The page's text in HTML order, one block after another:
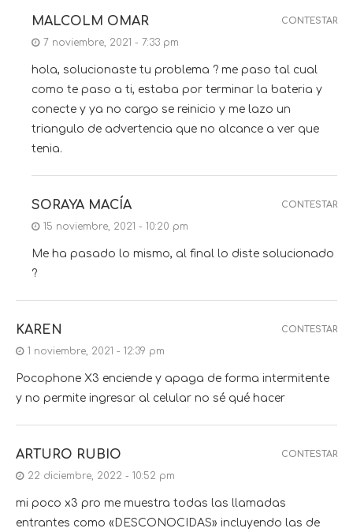
MALCOLM OMAR
7 noviembre, 2021 - 7:33 pm
hola, solucionaste tu problema ? me paso tal cual
como te paso a ti, estaba por terminar la bateria y
conecte y ya no cargo se reinicio y me lazo un
triangulo de advertencia que no alcance a ver que
tenia.
CONTESTAR
SORAYA MACÍA
15 noviembre, 2021 - 10:20 pm
Me ha pasado lo mismo, al final lo diste solucionado
?
CONTESTAR
KAREN
1 noviembre, 2021 - 12:39 pm
Pocophone X3 enciende y apaga de forma intermitente
y no permite ingresar al celular no sé qué hacer
CONTESTAR
ARTURO RUBIO
22 diciembre, 2022 - 10:52 pm
mi poco x3 pro me muestra todas las llamadas
entrantes como «DESCONOCIDAS» incluyendo las de
CONTESTAR